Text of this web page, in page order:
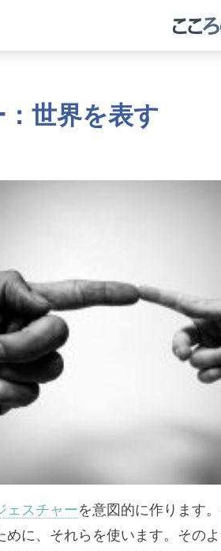
世界を表す
ェスチャーを意図的に作ります
めに、それらを使います。その